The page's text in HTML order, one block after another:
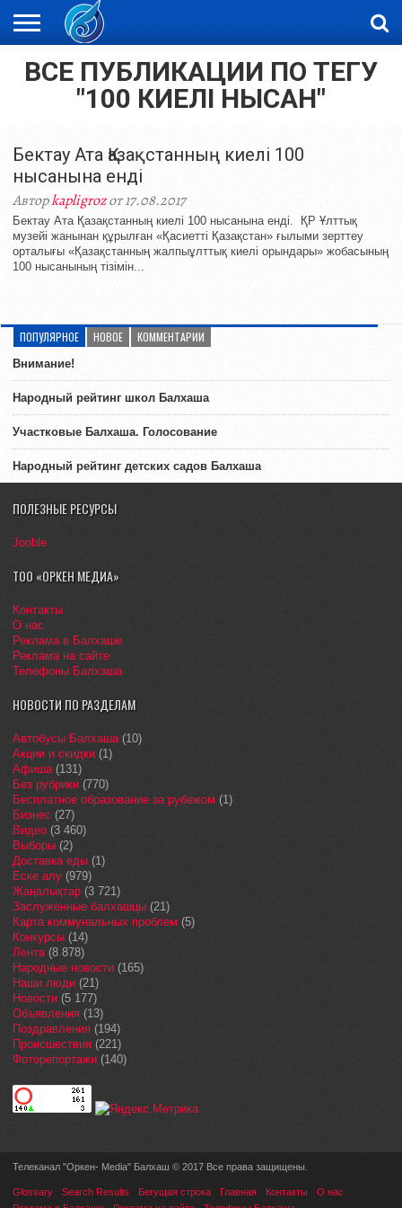
ЖАҢАЛЫҚТАР
НОВОСТИ
ВИДЕО
ФОТОРЕПОРТАЖИ
ОРКЕН
ВСЕ ПУБЛИКАЦИИ ПО ТЕГУ
"100 КИЕЛІ НЫСАН"
Бектау Ата Қазақстанның киелі 100
нысанына енді
Авторkapligrozот 17.08.2017
Бектау Ата Қазақстанның киелі 100 нысанына енді. ҚР Ұлттық
музейі жанынан құрылған «Қасиетті Қазақстан» ғылыми зерттеу
орталығы «Қазақстанның жалпыұлттық киелі орындары» жобасының
100 нысанының тізімін...
ПОПУЛЯРНОЕ НОВОЕ КОММЕНТАРИИ
Внимание!
Народный рейтинг школ Балхаша
Участковые Балхаша. Голосование
Народный рейтинг детских садов Балхаша
ПОЛЕЗНЫЕ РЕСУРСЫ
Jooble
ТОО «ОРКЕН МЕДИА»
Контакты
О нас
Реклама в Балхаше
Реклама на сайте
Телефоны Балхаша
НОВОСТИ ПО РАЗДЕЛАМ
Автобусы Балхаша(10)
Акции и скидки (1)
Афиша(131)
Без рубрики (770)
Бесплатное образование за рубежом (1)
Бизнес (27)
Видео (3 460)
Выборы (2)
Доставка еды (1)
Еске алу (979)
Жаңалықтар (3 721)
Заслуженные балхашцы (21)
Карта коммунальных проблем (5)
Конкурсы (14)
Лента(8 878)
Народные новости (165)
Наши люди (21)
Новости (5 177)
Объявления (13)
Поздравления (194)
Происшествия (221)
Фоторепортажи (140)
Телеканал "Оркен- Media" Балхаш © 2017 Все права защищены.
Glossary Search Results Бегущая строка Главная Контакты
О нас